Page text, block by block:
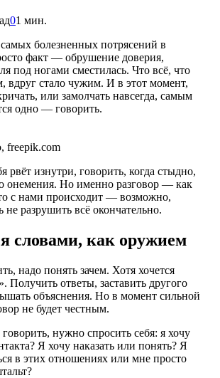
01 мин.
болезненных потрясений в
факт — обрушение доверия,
под ногами сместилась. Что всё, что
вдруг стало чужим. И в этот момент,
или замолчать навсегда, самым
одно — говорить.
freepik.com
рвёт изнутри, говорить, когда стыдно,
онемения. Но именно разговор — как
с нами происходит — возможно,
разрушить всё окончательно.
словами, как оружием
надо понять зачем. Хотя хочется
Получить ответы, заставить другого
объяснения. Но в момент сильной
не будет честным.
нужно спросить себя: я хочу
Я хочу наказать или понять? Я
в этих отношениях или мне просто